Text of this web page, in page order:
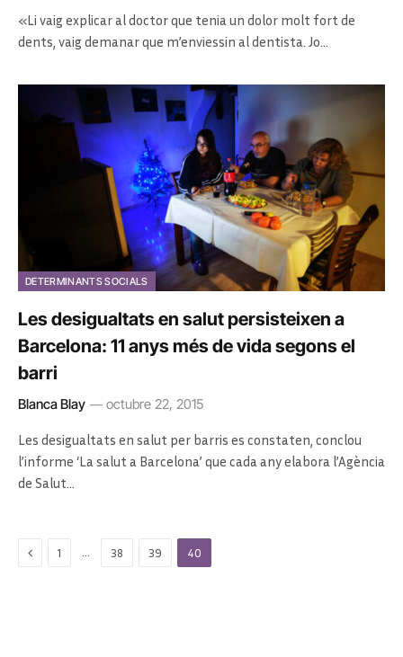
«Li vaig explicar al doctor que tenia un dolor molt fort de
dents, vaig demanar que m’enviessin al dentista. Jo…
DETERMINANTS SOCIALS
Les desigualtats en salut persisteixen a
Barcelona: 11 anys més de vida segons el
barri
Blanca Blay octubre 22, 2015
Les desigualtats en salut per barris es constaten, conclou
l’informe ‘La salut a Barcelona’ que cada any elabora l’Agència
de Salut…
Previous
1 38 39 40